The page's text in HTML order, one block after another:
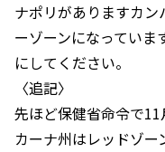
ナポリがありますカ
ーゾーンになっていま
にしてください。
〈追記〉
先ほど保健省命令で
カーナ州はレッドゾ